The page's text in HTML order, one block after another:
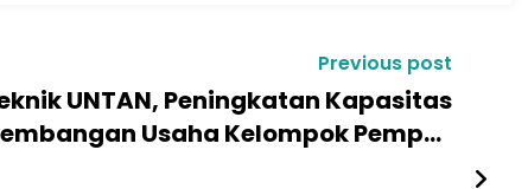
Previous post
UNTAN, Peningkatan Kapasitas
Usaha Kelompok Pempek